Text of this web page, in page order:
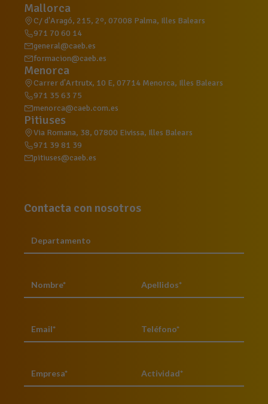
Mallorca
C/ d'Aragó, 215, 2º, 07008 Palma, Illes Balears
971 70 60 14
general@caeb.es
formacion@caeb.es
Menorca
Carrer d'Artrutx, 10 E, 07714 Menorca, Illes Balears
971 35 63 75
menorca@caeb.com.es
Pitiuses
Via Romana, 38, 07800 Eivissa, Illes Balears
971 39 81 39
pitiuses@caeb.es
Contacta con nosotros